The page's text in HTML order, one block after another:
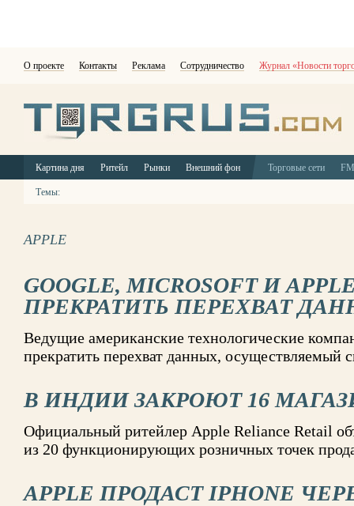
О проекте Контакты Реклама Сотрудничество Журнал «Новости
Картина дня Ритейл Рынки Внешний фон Торговые сети
Темы:
APPLE
GOOGLE, MICROSOFT И
ПРЕКРАТИТЬ ПЕРЕХВАТ
Ведущие американские технологические
прекратить перехват данных, осуществляемый
В ИНДИИ ЗАКРОЮТ 16
Официальный ритейлер Apple Reliance Retail
из 20 функционирующих розничных точек
APPLE ПРОДАСТ IPHONE